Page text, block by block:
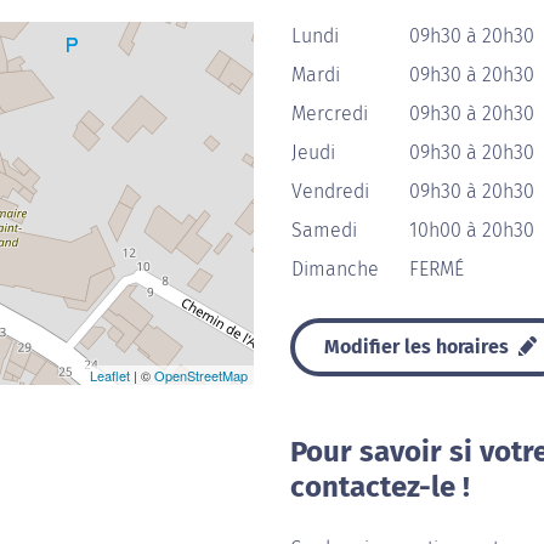
Leaflet | ©OpenStreetMap
Lundi
09h30 à 20h30
Mardi
09h30 à 20h30
Mercredi
09h30 à 20h30
Jeudi
09h30 à 20h30
Vendredi
09h30 à 20h30
Samedi
10h00 à 20h30
Dimanche
FERMÉ
Modifier les horaires
Pour savoir si
contactez-le !